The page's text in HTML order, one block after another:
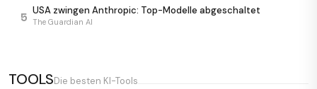
5 USA zwingen Anthropic: Top-Modelle abgeschaltet
The Guardian AI
TOOLSDie besten KI-Tools